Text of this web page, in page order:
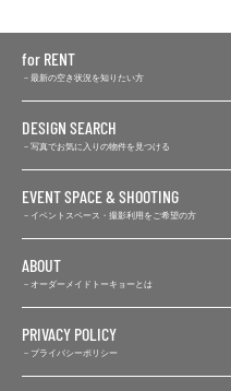
for RENT
最新の空き状況を知りたい方
DESIGN SEARCH
写真でお気に入りの物件を見つける
EVENT SPACE & SHOOTING
イベントスペース・撮影利用をご希望の方
ABOUT
オーダーメイドトーキョーとは
PRIVACY POLICY
プライバシーポリシー